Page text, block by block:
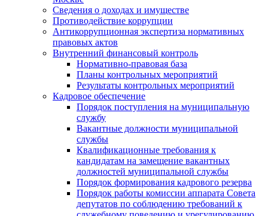
Сведения о доходах и имуществе
Противодействие коррупции
Антикоррупционная экспертиза нормативных
правовых актов
Внутренний финансовый контроль
Нормативно-правовая база
Планы контрольных мероприятий
Результаты контрольных мероприятий
Кадровое обеспечение
Порядок поступления на муниципальную
службу
Вакантные должности муниципальной
службы
Квалификационные требования к
кандидатам на замещение вакантных
должностей муниципальной службы
Порядок формирования кадрового резерва
Порядок работы комиссии аппарата Совета
депутатов по соблюдению требований к